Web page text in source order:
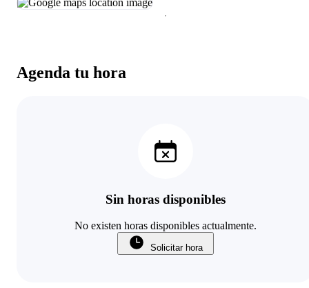
Agenda tu hora
Sin horas disponibles
No existen horas disponibles actualmente.
Solicitar hora